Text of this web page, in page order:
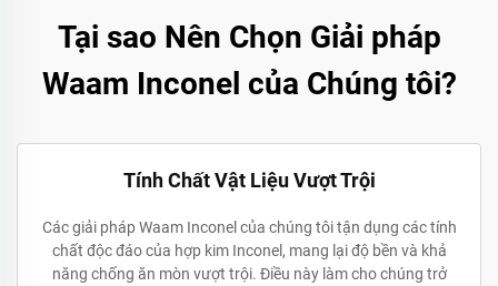
Tại sao Nên Chọn Giải pháp
Waam Inconel của Chúng tôi?
Tính Chất Vật Liệu Vượt Trội
Các giải pháp Waam Inconel của chúng tôi tận dụng các tính
chất độc đáo của hợp kim Inconel, mang lại độ bền và khả
năng chống ăn mòn vượt trội. Điều này làm cho chúng trở